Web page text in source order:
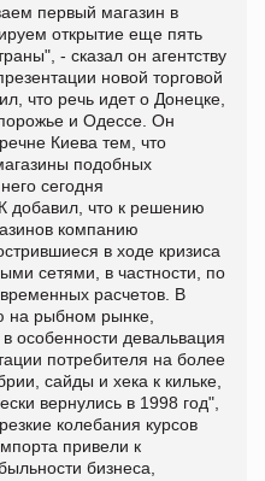
первый магазин в
открытие еще пять
- сказал он агентству
новой торговой
что речь идет о Донецке,
и Одессе. Он
Киева тем, что
подобных
сегодня
добавил, что к решению
компанию
в ходе кризиса
сетями, в частности, по
расчетов. В
на рыбном рынке,
особенности девальвация
потребителя на более
сайды и хека к кильке,
вернулись в 1998 год",
колебания курсов
привели к
бизнеса,